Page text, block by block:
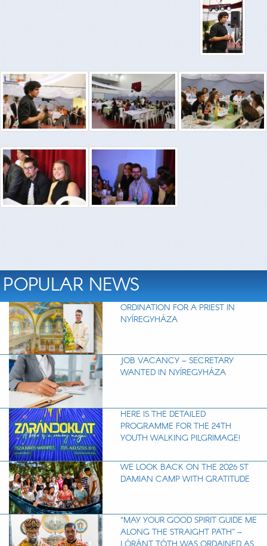
POPULAR NEWS
ORDINATION FOR A PRIEST IN
NYÍREGYHÁZA
JOB VACANCY – SECRETARY
WANTED IN NYÍREGYHÁZA
HERE IS THE DETAILED
PROGRAMME FOR THE 24TH
YOUTH WALKING PILGRIMAGE!
WE LOOK BACK ON THE 2026 ST
DAMIAN CAMP WITH GRATITUDE
“MAY YOUR GOOD SPIRIT GUIDE ME
ALONG THE STRAIGHT PATH” –